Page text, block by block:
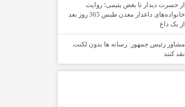
از حسرت دیدار تا بغض یتیمی؛ روایت
خانواده‌های داغدار معدن طبس 365 روز بعد
از یک داغ
مشاور رئیس جمهور: رسانه ها بدون لکنت
نقد کنند